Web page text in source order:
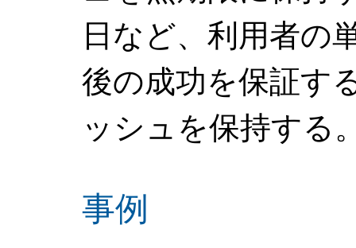
日など、利用者の
後の成功を保証す
ッシュを保持する
事例